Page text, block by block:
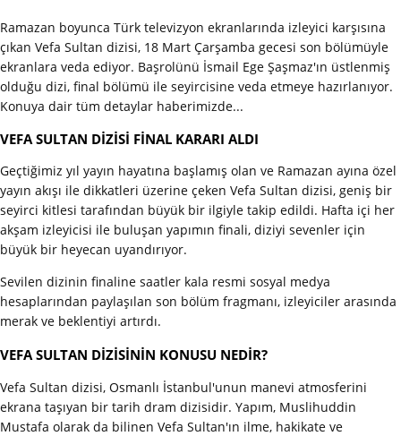
Ramazan boyunca Türk televizyon ekranlarında izleyici karşısına
çıkan Vefa Sultan dizisi, 18 Mart Çarşamba gecesi son bölümüyle
ekranlara veda ediyor. Başrolünü İsmail Ege Şaşmaz'ın üstlenmiş
olduğu dizi, final bölümü ile seyircisine veda etmeye hazırlanıyor.
Konuya dair tüm detaylar haberimizde...
VEFA SULTAN DİZİSİ FİNAL KARARI ALDI
Geçtiğimiz yıl yayın hayatına başlamış olan ve Ramazan ayına özel
yayın akışı ile dikkatleri üzerine çeken Vefa Sultan dizisi, geniş bir
seyirci kitlesi tarafından büyük bir ilgiyle takip edildi. Hafta içi her
akşam izleyicisi ile buluşan yapımın finali, diziyi sevenler için
büyük bir heyecan uyandırıyor.
Sevilen dizinin finaline saatler kala resmi sosyal medya
hesaplarından paylaşılan son bölüm fragmanı, izleyiciler arasında
merak ve beklentiyi artırdı.
VEFA SULTAN DİZİSİNİN KONUSU NEDİR?
Vefa Sultan dizisi, Osmanlı İstanbul'unun manevi atmosferini
ekrana taşıyan bir tarih dram dizisidir. Yapım, Muslihuddin
Mustafa olarak da bilinen Vefa Sultan'ın ilme, hakikate ve